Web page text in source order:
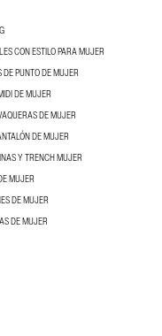
CON ESTILO PARA MUJER
DE PUNTO DE MUJER
DE MUJER
DE MUJER
DE MUJER
Y TRENCH MUJER
MUJER
DE MUJER
DE MUJER